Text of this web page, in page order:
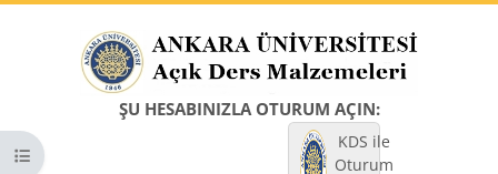
ŞU HESABINIZLA OTURUM AÇIN:
KDS ile
Oturum
Kurs dizinini aç